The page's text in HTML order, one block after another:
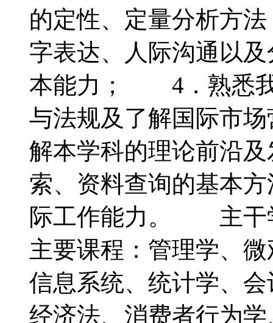
的定性、定量分析方
字表达、人际沟通以
本能力； 4．熟悉我
与法规及了解国际市
解本学科的理论前沿
索、资料查询的基本
际工作能力。 主
主要课程：管理学、
信息系统、统计学、
经济法、消费者行为